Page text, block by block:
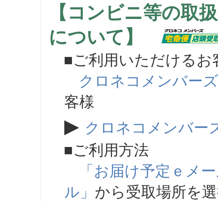
【コンビニ等の取
について】
■ご利用いただけるお
クロネコメンバーズ
客様
▶ クロネコメンバー
■ご利用方法
「お届け予定ｅメ
ル」 から受取場所を